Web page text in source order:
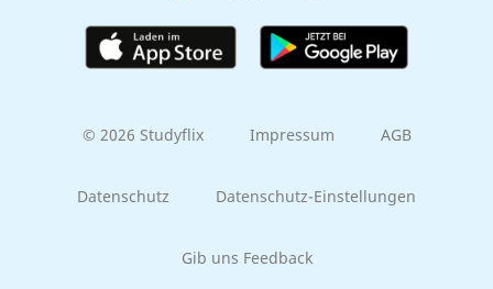
© 2026 Studyflix Impressum AGB
Datenschutz Datenschutz-Einstellungen
Gib uns Feedback